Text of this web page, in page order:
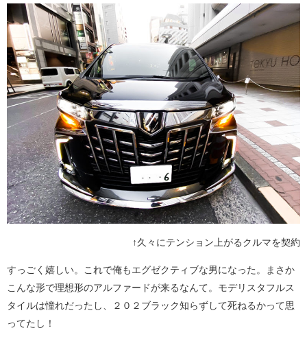
↑久々にテンション上がるクルマを契約
すっごく嬉しい。これで俺もエグゼクティブな男になった。まさか
こんな形で理想形のアルファードが来るなんて。モデリスタフルス
タイルは憧れだったし、２０２ブラック知らずして死ねるかって思
ってたし！